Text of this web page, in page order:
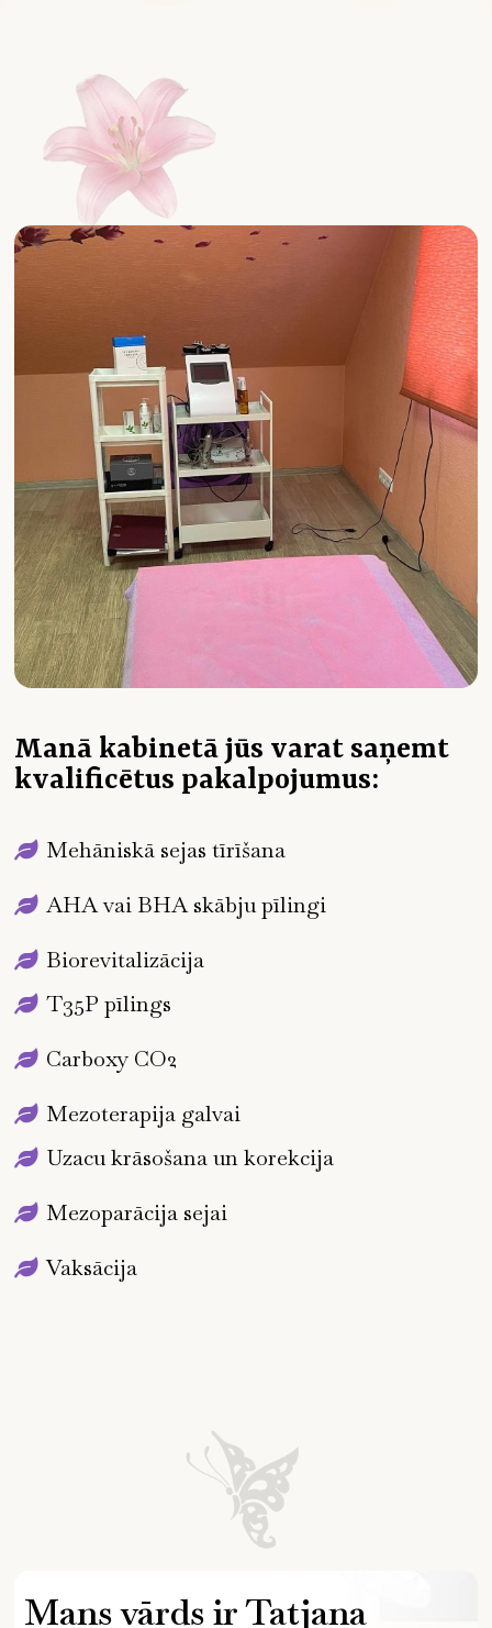
Manā kabinetā jūs varat saņemt
kvalificētus pakalpojumus:
Mehāniskā sejas tīrīšana
AHA vai BHA skābju pīlingi
Biorevitalizācija
T35P pīlings
Carboxy CO2
Mezoterapija galvai
Uzacu krāsošana un korekcija
Mezoparācija sejai
Vaksācija
Mans vārds ir Tatjana